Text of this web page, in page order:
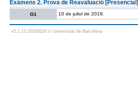
Exàmens 2. Prova de Reavaluació [Presencial]
G1 10 de juliol de 2019.
v5.1.13 20250520 © Universitat de Barcelona